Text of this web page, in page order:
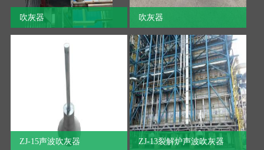
吹灰器 吹灰器
ZJ-15声波吹灰器 ZJ-13裂解炉声波吹灰器
客户选择我们的十大理由
1. 我们是优良的吹灰器生产销售服务供应商，从设计、生
产、到现场指导安装，为客户服务。
2、公司秉承人性化的管理！"做生意首先就是要学做人”，用